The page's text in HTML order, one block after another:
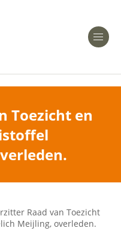
Toezicht en
Raad van Toezicht
Meijling, overleden.